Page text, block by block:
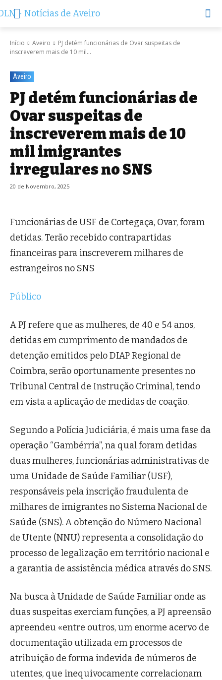
Início Aveiro
PJ detém funcionárias de Ovar suspeitas de
inscreverem mais de 10 mil...
Aveiro
PJ detém funcionárias de
Ovar suspeitas de
inscreverem mais de 10
mil imigrantes
irregulares no SNS
20 de Novembro, 2025
Funcionárias de USF de Cortegaça, Ovar, foram
detidas. Terão recebido contrapartidas
financeiras para inscreverem milhares de
estrangeiros no SNS
Público
A PJ refere que as mulheres, de 40 e 54 anos,
detidas em cumprimento de mandados de
detenção emitidos pelo DIAP Regional de
Coimbra, serão oportunamente presentes no
Tribunal Central de Instrução Criminal, tendo
em vista a aplicação de medidas de coação.
Segundo a Polícia Judiciária, é mais uma fase da
operação “Gambérria”, na qual foram detidas
duas mulheres, funcionárias administrativas de
uma Unidade de Saúde Familiar (USF),
responsáveis pela inscrição fraudulenta de
milhares de imigrantes no Sistema Nacional de
Saúde (SNS). A obtenção do Número Nacional
de Utente (NNU) representa a consolidação do
processo de legalização em território nacional e
a garantia de assistência médica através do SNS.
Na busca à Unidade de Saúde Familiar onde as
duas suspeitas exerciam funções, a PJ apreensão
apreendeu «entre outros, um enorme acervo de
documentação utilizada em processos de
atribuição de forma indevida de números de
utentes, que inequivocamente correlacionam